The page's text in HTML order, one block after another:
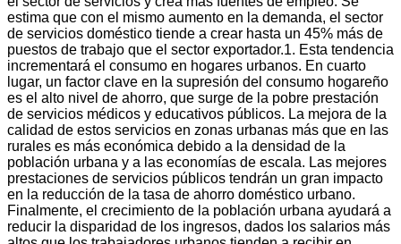
estima que con el mismo aumento en la demanda, el sector
de servicios doméstico tiende a crear hasta un 45% más de
puestos de trabajo que el sector exportador.1. Esta tendencia
incrementará el consumo en hogares urbanos. En cuarto
lugar, un factor clave en la supresión del consumo hogareño
es el alto nivel de ahorro, que surge de la pobre prestación
de servicios médicos y educativos públicos. La mejora de la
calidad de estos servicios en zonas urbanas más que en las
rurales es más económica debido a la densidad de la
población urbana y a las economías de escala. Las mejores
prestaciones de servicios públicos tendrán un gran impacto
en la reducción de la tasa de ahorro doméstico urbano.
Finalmente, el crecimiento de la población urbana ayudará a
reducir la disparidad de los ingresos, dados los salarios más